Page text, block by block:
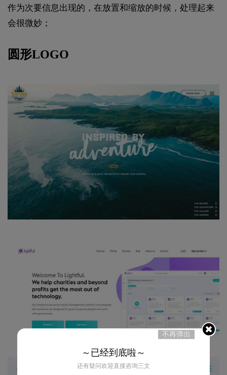
作为次要信息出现的，在放置和缩放的时候，处理起来
会很微妙；
圆形LOGO
不再弹出
～已经到底啦～
还有疑问欢迎直接咨询三文